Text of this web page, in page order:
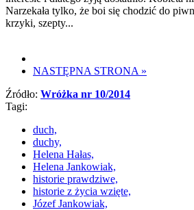
Narzekała tylko, że boi się chodzić do
krzyki, szepty...
NASTĘPNA STRONA »
Źródło: Wróżka nr 10/2014
Tagi:
duch,
duchy,
Helena Hałas,
Helena Jankowiak,
historie prawdziwe,
historie z życia wzięte,
Józef Jankowiak,